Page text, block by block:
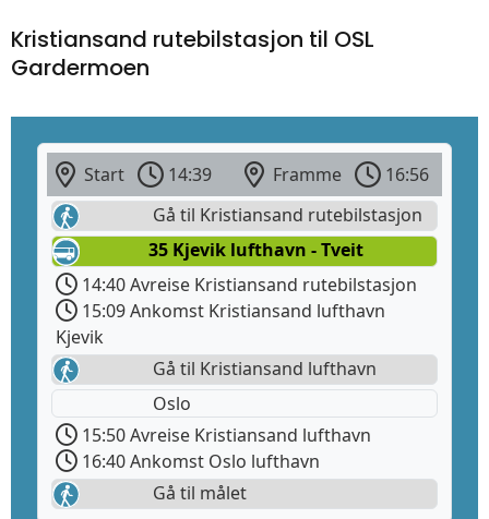
Kristiansand rutebilstasjon til OSL
Gardermoen
Start 14:39 Framme
16:56
Gå til Kristiansand rutebilstasjon
35 Kjevik lufthavn - Tveit
14:40 Avreise Kristiansand rutebilstasjon
15:09 Ankomst Kristiansand lufthavn
Kjevik
Gå til Kristiansand lufthavn
Oslo
15:50 Avreise Kristiansand lufthavn
16:40 Ankomst Oslo lufthavn
Gå til målet